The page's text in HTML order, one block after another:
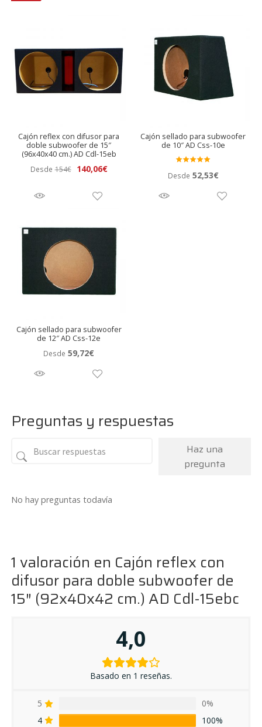
Cajón reflex con difusor para
doble subwoofer de 15″
(96x40x40 cm.) AD Cdl-15eb
Desde 154€
El
original
140,06€El
Cajón sellado para subwoofer
de 10″ AD Css-10e
do en
Desde 52,53€
Cajón sellado para subwoofer
de 12″ AD Css-12e
Desde 59,72€
Preguntas y respuestas
Haz una
pregunta
No hay preguntas todavía
1 valoración en Cajón reflex con
difusor para doble subwoofer de
15″ (92x40x42 cm.) AD Cdl-15ebc
4,0
Basado en 1 reseñas.
5
0%
4
100%